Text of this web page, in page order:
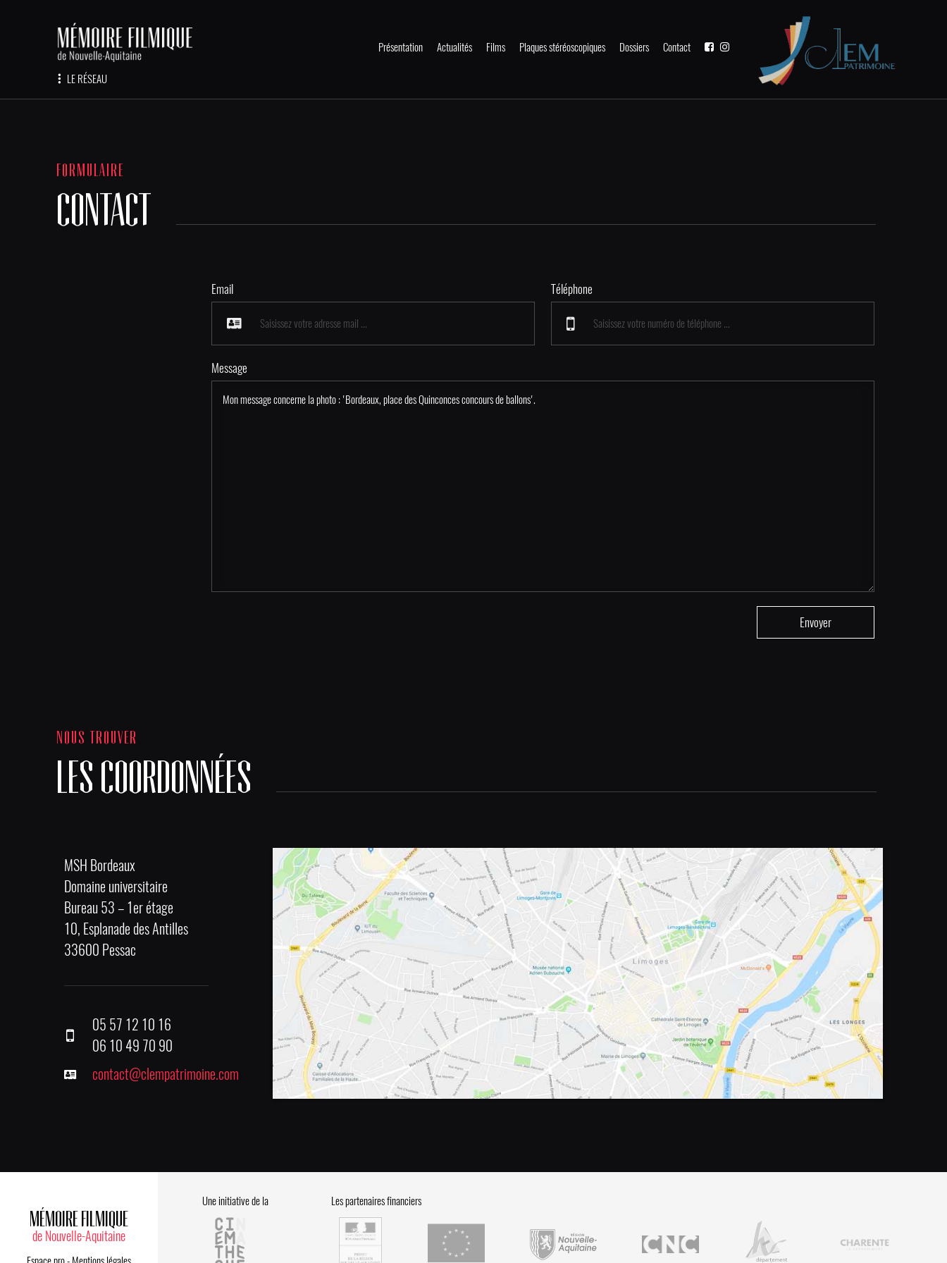
LE RÉSEAU
Présentation Actualités Films Plaques stéréoscopiques Dossiers Contact
FORMULAIRE
CONTACT
Email Téléphone
Message
NOUS TROUVER
LES COORDONNÉES
MSH Bordeaux
Domaine universitaire
Bureau 53 – 1er étage
10, Esplanade des Antilles
33600 Pessac
05 57 12 10 16
06 10 49 70 90
contact@clempatrimoine.com
MÉMOIRE FILMIQUE
de Nouvelle-Aquitaine
Une initiative de la Les partenaires financiers